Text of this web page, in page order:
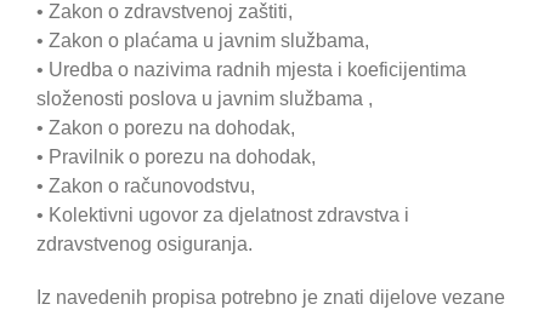
• Zakon o zdravstvenoj zaštiti,
• Zakon o plaćama u javnim službama,
• Uredba o nazivima radnih mjesta i koeficijentima
složenosti poslova u javnim službama ,
• Zakon o porezu na dohodak,
• Pravilnik o porezu na dohodak,
• Zakon o računovodstvu,
• Kolektivni ugovor za djelatnost zdravstva i
zdravstvenog osiguranja.
Iz navedenih propisa potrebno je znati dijelove vezane